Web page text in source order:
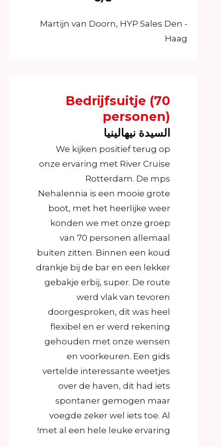
- Martijn van Doorn, HYP Sales Den
Haag
Bedrijfsuitje (70
personen)
السيدة نيهالينيا
We kijken positief terug op
onze ervaring met River Cruise
Rotterdam. De mps
Nehalennia is een mooie grote
boot, met het heerlijke weer
konden we met onze groep
van 70 personen allemaal
buiten zitten. Binnen een koud
drankje bij de bar en een lekker
gebakje erbij, super. De route
werd vlak van tevoren
doorgesproken, dit was heel
flexibel en er werd rekening
gehouden met onze wensen
en voorkeuren. Een gids
vertelde interessante weetjes
over de haven, dit had iets
spontaner gemogen maar
voegde zeker wel iets toe. Al
met al een hele leuke ervaring!